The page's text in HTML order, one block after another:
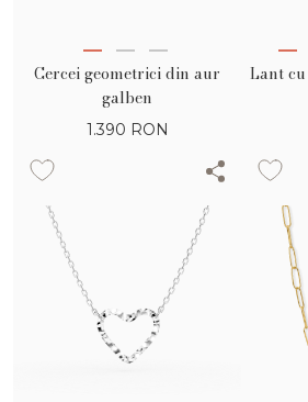
Cercei geometrici din aur
galben
1.390 RON
Lant